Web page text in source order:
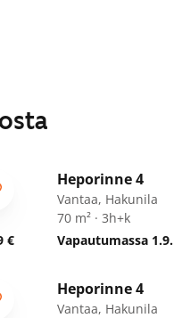
€
Heporinne 4
Vantaa, Hakunila
70 m² · 3h+k
Vapautumassa 1.9.
Heporinne 4
Vantaa, Hakunila